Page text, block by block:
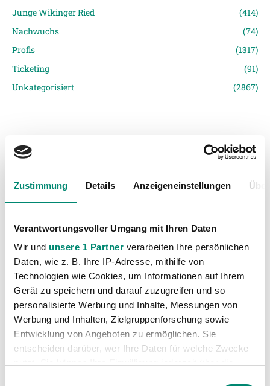
Zustimmung Details Anzeigeneinstellungen
Verantwortungsvoller Umgang mit Ihren Daten
Wir und unsere 1 Partner verarbeiten Ihre persönlichen
Daten, wie z. B. Ihre IP-Adresse, mithilfe von
Technologien wie Cookies, um Informationen auf Ihrem
Gerät zu speichern und darauf zuzugreifen und so
personalisierte Werbung und Inhalte, Messungen von
Werbung und Inhalten, Zielgruppenforschung sowie
Entwicklung von Angeboten zu ermöglichen. Sie
entscheiden darüber, wer Ihre Daten für welche Zwecke
Junge Wikinger Ried
(414)
Nachwuchs
(74)
Profis
(1317)
Ticketing
(91)
Unkategorisiert
(2867)
VORIGER NEWSEINTRAG
WEITERE NEWS